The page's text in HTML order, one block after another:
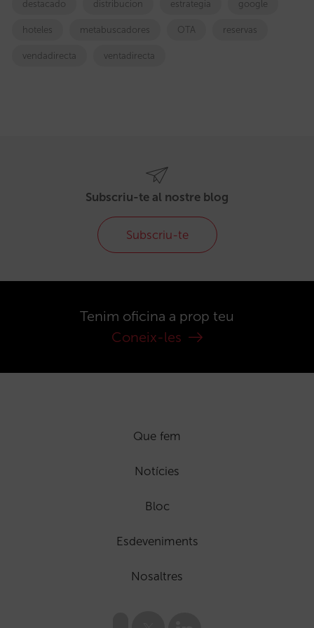
destacado distribucion estrategia google
hoteles metabuscadores OTA reservas
vendadirecta ventadirecta
Subscriu-te al nostre blog
Subscriu-te
Tenim oficina a prop teu
Coneix-les
Que fem
Notícies
Bloc
Esdeveniments
Nosaltres